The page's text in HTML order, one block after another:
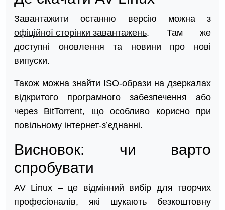
Завантажити останню версію можна з
офіційної сторінки завантажень. Там же
доступні оновлення та новини про нові
випуски.
Також можна знайти ISO-образи на дзеркалах
відкритого програмного забезпечення або
через BitTorrent, що особливо корисно при
повільному інтернет-з’єднанні.
Висновок: чи варто
спробувати
AV Linux – це відмінний вибір для творчих
професіоналів, які шукають безкоштовну